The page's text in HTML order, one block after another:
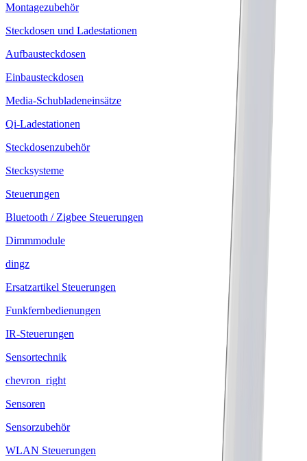
Montagezubehör
Steckdosen und Ladestationen
Aufbausteckdosen
Einbausteckdosen
Media-Schubladeneinsätze
Qi-Ladestationen
Steckdosenzubehör
Stecksysteme
Steuerungen
Bluetooth / Zigbee Steuerungen
Dimmmodule
dingz
Ersatzartikel Steuerungen
Funkfernbedienungen
IR-Steuerungen
Sensortechnik
chevron_right
Sensoren
Sensorzubehör
WLAN Steuerungen